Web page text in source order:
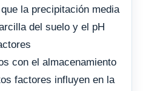
la precipitación media
del suelo y el pH
con el almacenamiento
factores influyen en la